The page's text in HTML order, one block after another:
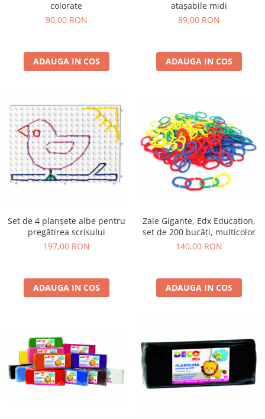
colorate
90,00 RON
ADAUGA IN COS
atașabile midi
89,00 RON
ADAUGA IN COS
Set de 4 planșete albe pentru
pregătirea scrisului
197,00 RON
ADAUGA IN COS
Zale Gigante, Edx Education,
set de 200 bucăți, multicolor
140,00 RON
ADAUGA IN COS